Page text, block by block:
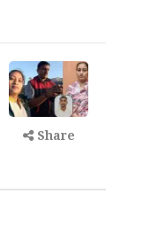
Share